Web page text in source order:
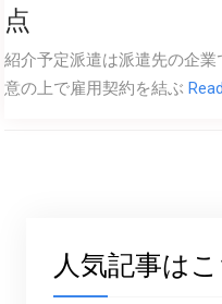
点
紹介予定派遣は派遣先の企
意の上で雇用契約を結ぶ
人気記事は